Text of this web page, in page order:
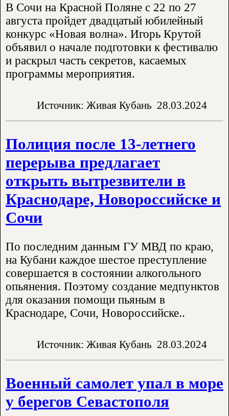
В Сочи на Красной Поляне с 22 по 27
августа пройдет двадцатый юбилейный
конкурс «Новая волна». Игорь Крутой
объявил о начале подготовки к фестивалю
и раскрыл часть секретов, касаемых
программы мероприятия.
Источник: Живая Кубань 28.03.2024
Полиция после 13-летнего
перерыва предлагает
открыть вытрезвители в
Краснодаре, Новороссийске и
Сочи
По последним данным ГУ МВД по краю,
на Кубани каждое шестое преступление
совершается в состоянии алкогольного
опьянения. Поэтому создание медпунктов
для оказания помощи пьяным в
Краснодаре, Сочи, Новороссийске..
Источник: Живая Кубань 28.03.2024
Военный самолет упал в море
у берегов Севастополя